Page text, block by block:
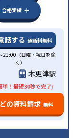
合格実績
話する 通話料無料
21:00（日曜・祝日を除
く）
木更津駅
単！最短30秒で完了/
の資料請求 無料